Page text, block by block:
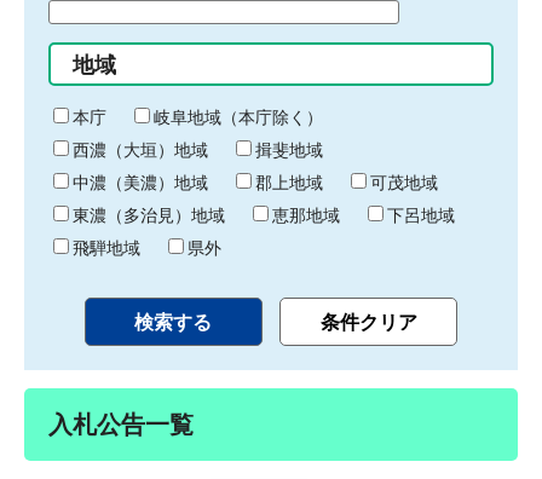
始
り
間
終
わ
り
地域
本庁
岐阜地域（本庁除く）
西濃（大垣）地域
揖斐地域
中濃（美濃）地域
郡上地域
可茂地域
東濃（多治見）地域
恵那地域
下呂地域
飛騨地域
県外
入札公告一覧